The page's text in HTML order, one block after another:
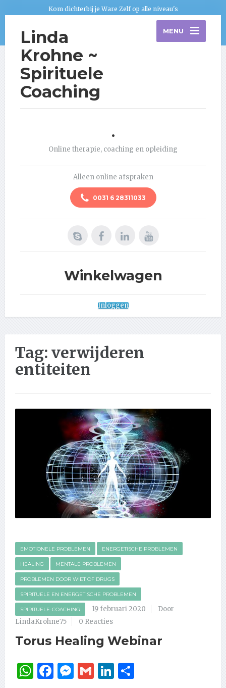
Kom dichterbij je Ware Zelf op alle niveau's
Linda
Krohne ~
Spirituele
Coaching
MENU
.
Online therapie, coaching en opleiding
Alleen online afspraken
0031 6 28311033
Winkelwagen
Inloggen
Tag: verwijderen
entiteiten
EMOTIONELE PROBLEMEN ENERGETISCHE PROBLEMEN
HEALING MENTALE PROBLEMEN
PROBLEMEN DOOR WIET OF DRUGS
SPIRITUELE EN ENERGETISCHE PROBLEMEN
SPIRITUELE-COACHING 19 februari 2020
Door
LindaKrohne75
0 Reacties
Torus Healing Webinar
WhatsApp
Facebook
Messenger
GmailLinkedIn